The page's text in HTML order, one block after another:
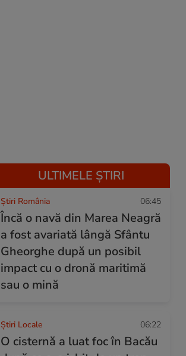
ULTIMELE ȘTIRI
Știri România 06:45
Încă o navă din Marea Neagră
a fost avariată lângă Sfântu
Gheorghe după un posibil
impact cu o dronă maritimă
sau o mină
Știri Locale 06:22
O cisternă a luat foc în Bacău